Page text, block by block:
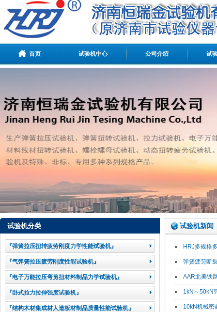
首页 试验机中心 公司介绍 试
试验机分类
『弹簧拉压扭转疲劳刚度力学性能试验机』
『气弹簧拉压疲劳刚度性能试验机』
『电子万能拉压弯剪扭材料制品力学试验机』
『卧式拉力拉伸强度试验机』
『结构木材集成材人造板材制品质量性能试验机』
试验机新闻
HRJ多规格
弹簧疲劳断
AAR北美铁
1kN～50kN
10kN机械密